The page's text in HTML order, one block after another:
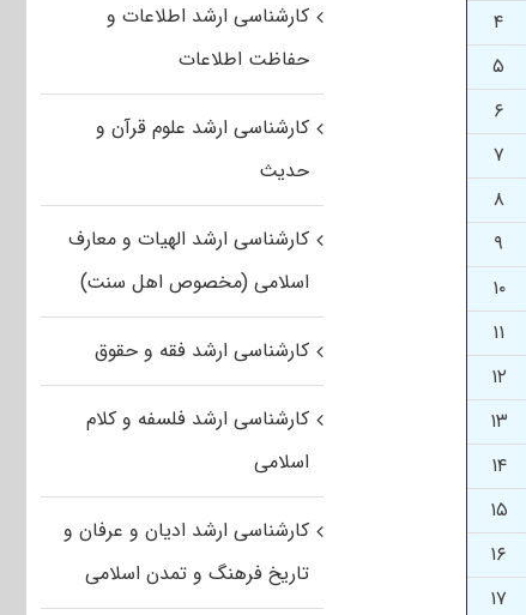
۴
۵
۶
۷
۸
۹
۱۰
۱۱
۱۲
۱۳
۱۴
۱۵
۱۶
۱۷
کارشناسی ارشد اطلاعات و
حفاظت اطلاعات
کارشناسی ارشد علوم قرآن و
حدیث
کارشناسی ارشد الهیات و معارف
اسلامی (مخصوص اهل سنت)
کارشناسی ارشد فقه و حقوق
کارشناسی ارشد فلسفه و کلام
اسلامی
کارشناسی ارشد ادیان و عرفان و
تاریخ فرهنگ و تمدن اسلامی